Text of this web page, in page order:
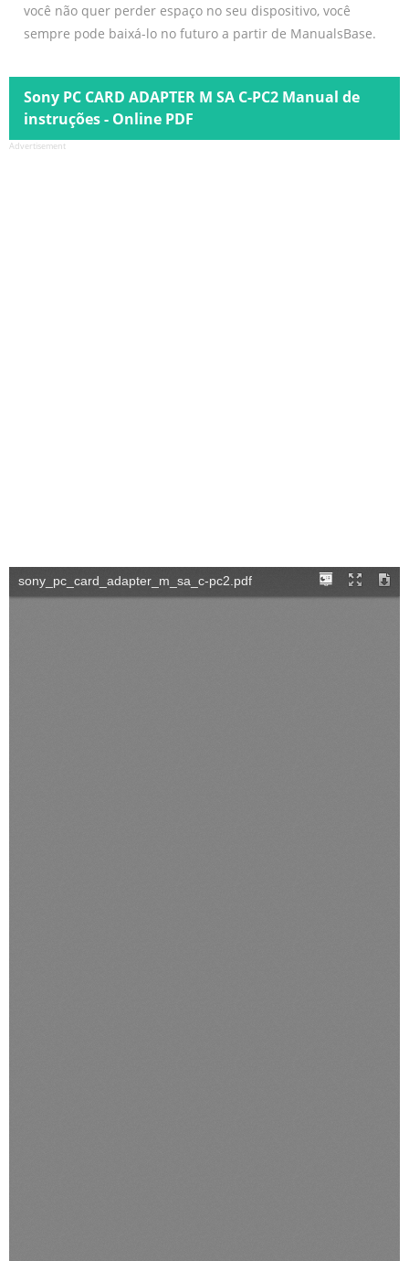
você não quer perder espaço no seu dispositivo, você
sempre pode baixá-lo no futuro a partir de ManualsBase.
Sony PC CARD ADAPTER M SA C-PC2 Manual de
instruções - Online PDF
Advertisement